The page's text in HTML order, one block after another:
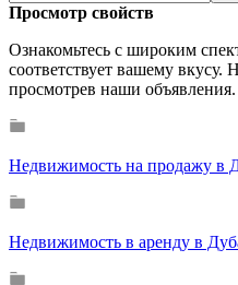
Просмотр свойств
Ознакомьтесь с широким
соответствует вашему вкусу.
просмотрев наши объявления.
Недвижимость на продажу в
Недвижимость в аренду в